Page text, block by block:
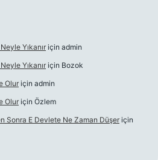
Yıkanır için admin
Yıkanır için Bozok
Olur için admin
Olur için Özlem
Sonra E Devlete Ne Zaman Düşer için